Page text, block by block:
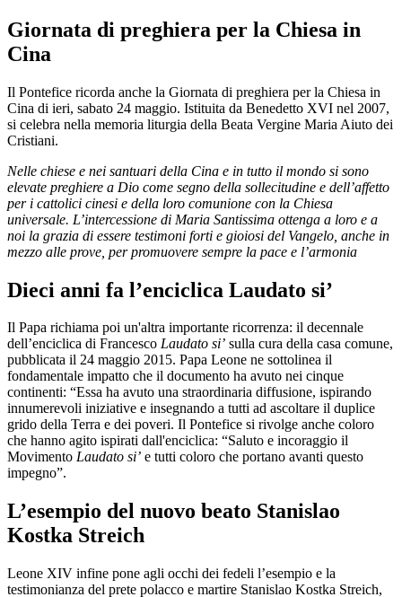
Giornata di preghiera per la Chiesa in
Cina
Il Pontefice ricorda anche la Giornata di preghiera per la Chiesa in
Cina di ieri, sabato 24 maggio. Istituita da Benedetto XVI nel 2007,
si celebra nella memoria liturgia della Beata Vergine Maria Aiuto dei
Cristiani.
Nelle chiese e nei santuari della Cina e in tutto il mondo si sono
elevate preghiere a Dio come segno della sollecitudine e dell’affetto
per i cattolici cinesi e della loro comunione con la Chiesa
universale. L’intercessione di Maria Santissima ottenga a loro e a
noi la grazia di essere testimoni forti e gioiosi del Vangelo, anche in
mezzo alle prove, per promuovere sempre la pace e l’armonia
Dieci anni fa l’enciclica Laudato si’
Il Papa richiama poi un'altra importante ricorrenza: il decennale
dell’enciclica di Francesco Laudato si’ sulla cura della casa comune,
pubblicata il 24 maggio 2015. Papa Leone ne sottolinea il
fondamentale impatto che il documento ha avuto nei cinque
continenti: “Essa ha avuto una straordinaria diffusione, ispirando
innumerevoli iniziative e insegnando a tutti ad ascoltare il duplice
grido della Terra e dei poveri. Il Pontefice si rivolge anche coloro
che hanno agito ispirati dall'enciclica: “Saluto e incoraggio il
Movimento Laudato si’ e tutti coloro che portano avanti questo
impegno”.
L’esempio del nuovo beato Stanislao
Kostka Streich
Leone XIV infine pone agli occhi dei fedeli l’esempio e la
testimonianza del prete polacco e martire Stanislao Kostka Streich,